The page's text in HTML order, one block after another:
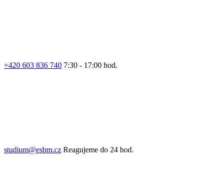
+420 603 836 740 7:30 - 17:00 hod.
studium@esbm.cz Reagujeme do 24 hod.